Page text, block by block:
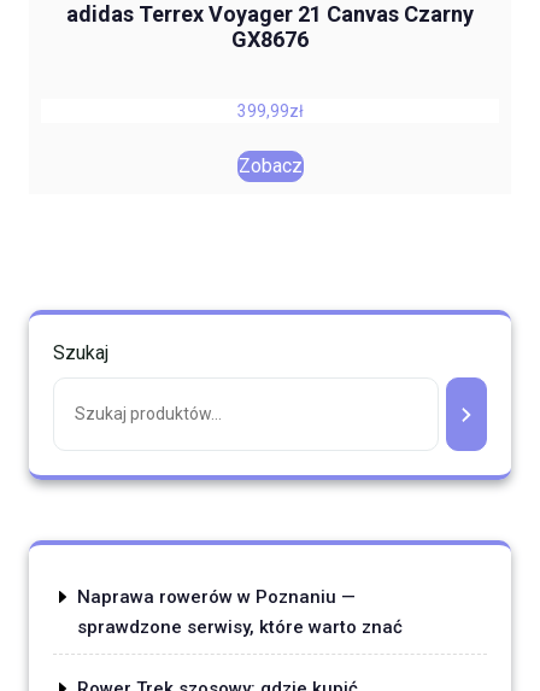
adidas Terrex Voyager 21 Canvas Czarny
GX8676
399,99zł
Zobacz
Szukaj
Naprawa rowerów w Poznaniu —
sprawdzone serwisy, które warto znać